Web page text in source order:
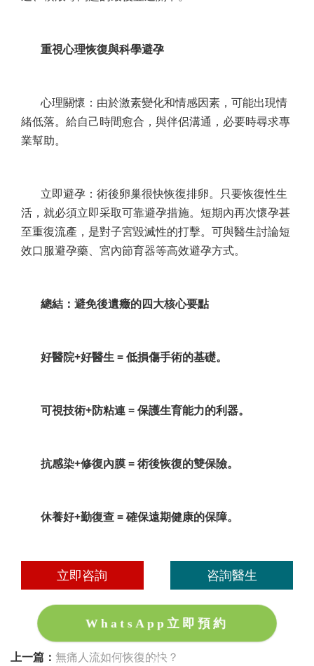
重視心理恢復與科學避孕
心理關懷：由於激素變化和情感因素，可能出現情
緒低落。給自己時間愈合，與伴侶溝通，必要時尋求專
業幫助。
立即避孕：術後卵巢很快恢復排卵。只要恢復性生
活，就必須立即采取可靠避孕措施。短期內再次懷孕甚
至重復流產，是對子宮毀滅性的打擊。可與醫生討論短
效口服避孕藥、宮內節育器等高效避孕方式。
總結：避免後遺癥的四大核心要點
好醫院+好醫生 = 低損傷手術的基礎。
可視技術+防粘連 = 保護生育能力的利器。
抗感染+修復內膜 = 術後恢復的雙保險。
休養好+勤復查 = 確保遠期健康的保障。
立即咨詢 咨詢醫生
WhatsApp立即預約
上一篇： 無痛人流如何恢復的快？